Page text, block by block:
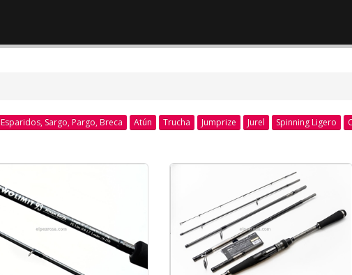
Esparidos, Sargo, Pargo, Breca Atún Trucha Jumprize Jurel Spinning Ligero